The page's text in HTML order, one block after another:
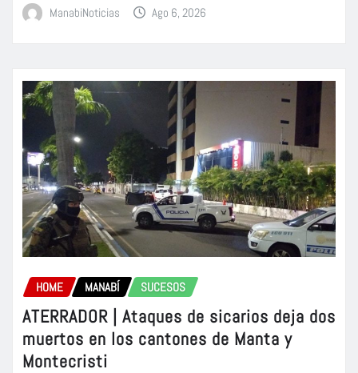
ManabiNoticias Ago 6, 2026
HOME MANABÍ SUCESOS
ATERRADOR | Ataques de sicarios deja dos
muertos en los cantones de Manta y
Montecristi